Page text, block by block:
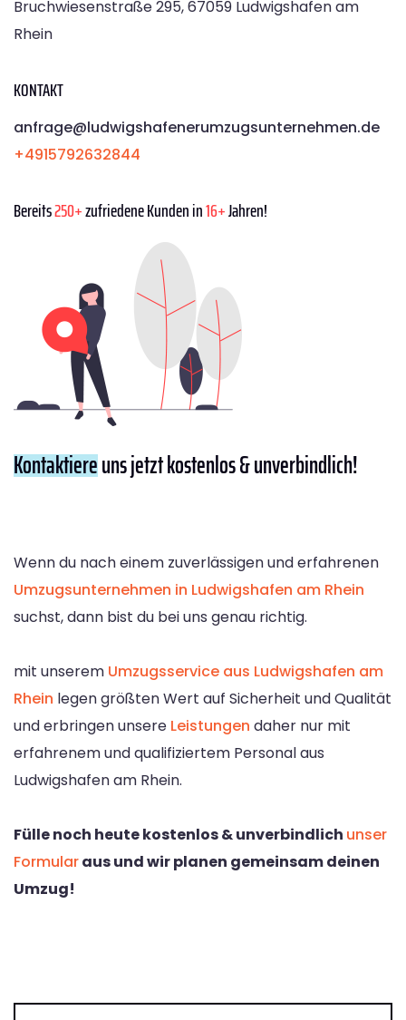
Bruchwiesenstraße 295, 67059 Ludwigshafen am
Rhein
KONTAKT
anfrage@ludwigshafenerumzugsunternehmen.de
+4915792632844
Bereits250+zufriedene Kunden in16+Jahren!
Kontaktiereuns jetzt kostenlos & unverbindlich!
Wenn du nach einem zuverlässigen und erfahrenen
Umzugsunternehmen in Ludwigshafen am Rhein
suchst, dann bist du bei uns genau richtig.
mit unserem Umzugsservice aus Ludwigshafen am
Rhein legen größten Wert auf Sicherheit und Qualität
und erbringen unsere Leistungen daher nur mit
erfahrenem und qualifiziertem Personal aus
Ludwigshafen am Rhein.
Fülle noch heute kostenlos & unverbindlich unser
Formularaus und wir planen gemeinsam deinen
Umzug!